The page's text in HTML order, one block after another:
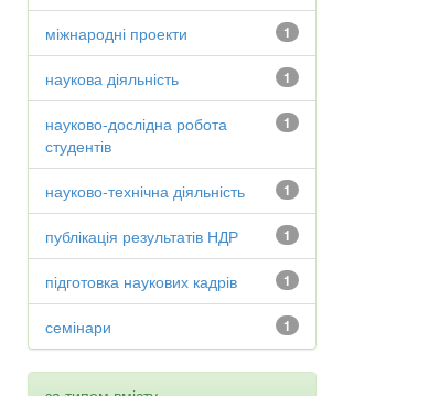
1
міжнародні проекти
1
наукова діяльність
1
науково-дослідна робота
студентів
1
науково-технічна діяльність
1
публікація результатів НДР
1
підготовка наукових кадрів
1
семінари